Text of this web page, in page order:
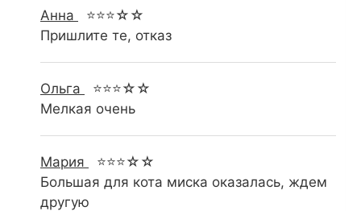
Анна
⭐⭐⭐☆☆
Пришлите те, отказ
Ольга
⭐⭐⭐☆☆
Мелкая очень
Мария
⭐⭐⭐☆☆
Большая для кота миска оказалась, ждем
другую